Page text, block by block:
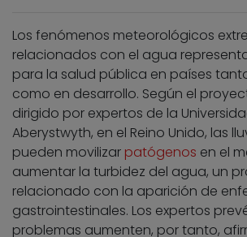
Los fenómenos meteorológicos
relacionados con el agua
para la salud pública en países
como en desarrollo. Según el
dirigido por expertos de la
Aberystwyth, en el Reino Unido, las
pueden movilizar patógenos en el
aumentar la turbidez del agua, un
relacionado con la aparición de
gastrointestinales. Los expertos
problemas aumenten, por tanto,